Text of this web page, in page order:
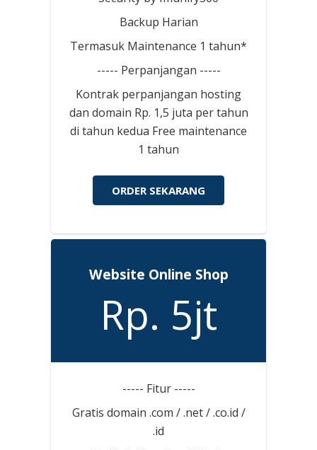
Backup Harian
Termasuk Maintenance 1 tahun*
----- Perpanjangan -----
Kontrak perpanjangan hosting
dan domain Rp. 1,5 juta per tahun
di tahun kedua Free maintenance
1 tahun
ORDER SEKARANG
Website Online Shop
Rp. 5jt
----- Fitur -----
Gratis domain .com / .net / .co.id /
.id